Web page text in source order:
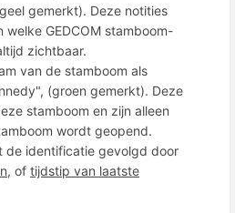
gemerkt). Deze notities
welke GEDCOM stamboom-
zichtbaar.
van de stamboom als
(groen gemerkt). Deze
stamboom en zijn alleen
wordt geopend.
de identificatie gevolgd door
, of tijdstip van laatste